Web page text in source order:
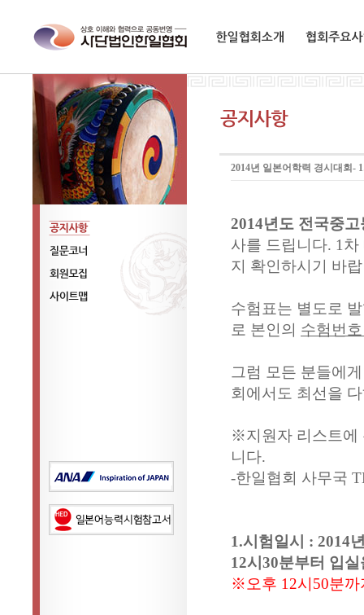
공지사항
질문코너
회원모집
2014년 일본어학력 경시대회-
2014년도 전국중
사를 드립니다. 1
지 확인하시기 바
수험표는 별도로
로 본인의 수험번
그럼 모든 분들에
회에서도 최선을
※지원자 리스트에
니다.
-한일협회 사무국
1.시험일시 : 2014
12시30분부터 입
※오후 12시50분까